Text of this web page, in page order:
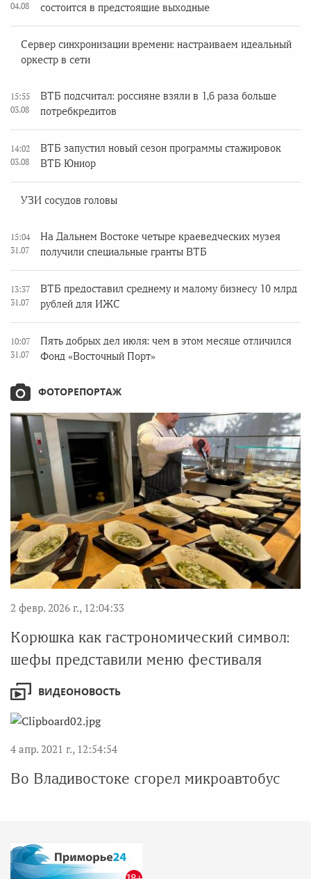
04.08 состоится в предстоящие выходные
Сервер синхронизации времени: настраиваем идеальный
оркестр в сети
15:55
03.08
ВТБ подсчитал: россияне взяли в 1,6 раза больше
потребкредитов
14:02
03.08
ВТБ запустил новый сезон программы стажировок
ВТБ Юниор
УЗИ сосудов головы
15:04
31.07
На Дальнем Востоке четыре краеведческих музея
получили специальные гранты ВТБ
13:37
31.07
ВТБ предоставил среднему и малому бизнесу 10 млрд
рублей для ИЖС
10:07
31.07
Пять добрых дел июля: чем в этом месяце отличился
Фонд «Восточный Порт»
ФОТОРЕПОРТАЖ
2 февр. 2026 г., 12:04:33
Корюшка как гастрономический символ:
шефы представили меню фестиваля
ВИДЕОНОВОСТЬ
4 апр. 2021 г., 12:54:54
Во Владивостоке сгорел микроавтобус